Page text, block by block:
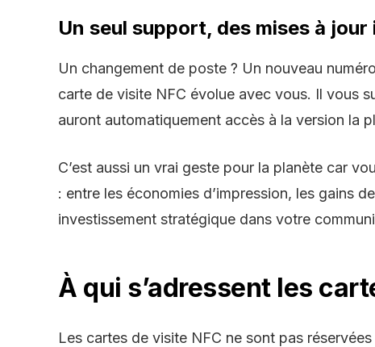
Un seul support, des mises à
Un changement de poste ? Un nouveau
carte de visite NFC évolue avec vous. Il vous
auront automatiquement accès à la version la
C’est aussi un vrai geste pour la planète car
: entre les économies d’impression, les gains
investissement stratégique dans votre
À qui s’adressent les
Les cartes de visite NFC ne sont pas